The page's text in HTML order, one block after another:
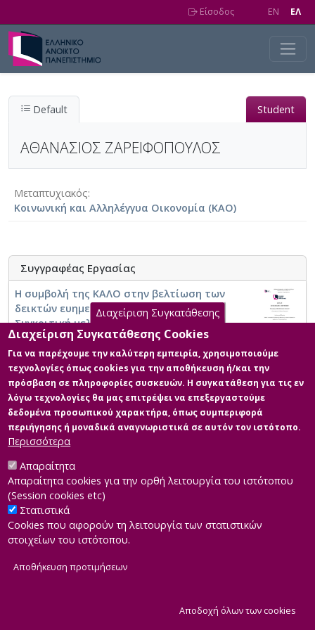
Είσοδος EN EΛ
Default Student
ΑΘΑΝΑΣΙΟΣ ΖΑΡΕΙΦΟΠΟΥΛΟΣ
Μεταπτυχιακός
Κοινωνική και Αλληλέγγυα Οικονομία (ΚΑΟ)
Συγγραφέας Εργασίας
Η συμβολή της ΚΑΛΟ στην βελτίωση των
δεικτών ευημερίας των εργαζομένων :
Συγκριτική μελέτη
Developed byINTEROPTICS
Διαχείριση Συγκατάθεσης
Διαχείριση Συγκατάθεσης Cookies
Για να παρέχουμε την καλύτερη εμπειρία, χρησιμοποιούμε
τεχνολογίες όπως cookies για την αποθήκευση ή/και την
πρόσβαση σε πληροφορίες συσκευών. Η συγκατάθεση για τις εν
λόγω τεχνολογίες θα μας επιτρέψει να επεξεργαστούμε
δεδομένα προσωπικού χαρακτήρα, όπως συμπεριφορά
περιήγησης ή μοναδικά αναγνωριστικά σε αυτόν τον ιστότοπο.
Περισσότερα
Απαραίτητα
Απαραίτητα cookies για την ορθή λειτουργία του ιστότοπου
(Session cookies etc)
Στατιστικά
Cookies που αφορούν τη λειτουργία των στατιστικών
στοιχείων του ιστότοπου.
Αποθήκευση προτιμήσεων
Αποδοχή όλων των cookies